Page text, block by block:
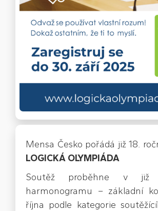
Mensa Česko pořádá již 18.
LOGICKÁ OLYMPIÁDA
Soutěž proběhne v již
harmonogramu – základní
října podle kategorie